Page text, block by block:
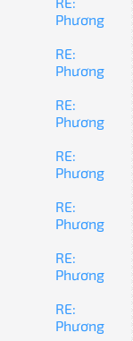
Phương
RE:
Phương
RE:
Phương
RE:
Phương
RE:
Phương
RE:
Phương
RE:
Phương